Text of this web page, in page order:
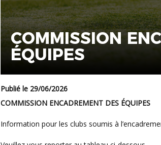
COMMISSION
ÉQUIPES
Publié le 29/06/2026
COMMISSION ENCADREMENT DES ÉQUIPES
Information pour les clubs soumis à